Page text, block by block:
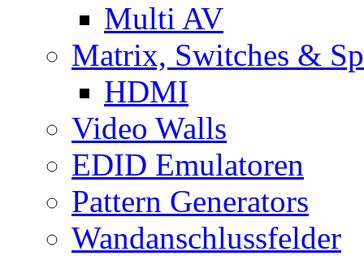
Multi AV
Matrix, Switches &
HDMI
Video Walls
EDID Emulatoren
Pattern Generators
Wandanschlussfelder